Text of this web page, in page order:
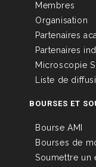
Membres
Organisation
Partenaires
Partenaires
Microscopie
Liste de
BOURSES ET
Bourse AMI
Bourses de
Soumettre un